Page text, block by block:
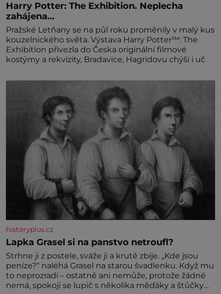
Harry Potter: The Exhibition. Neplecha
zahájena…
Pražské Letňany se na půl roku proměnily v malý kus
kouzelnického světa. Výstava Harry Potter™: The
Exhibition přivezla do Česka originální filmové
kostýmy a rekvizity, Bradavice, Hagridovu chýši i uč
historyplus.cz
Lapka Grasel si na panstvo netroufl?
Strhne ji z postele, sváže ji a krutě zbije. „Kde jsou
peníze?“ naléhá Grasel na starou švadlenku. Když mu
to neprozradí – ostatně ani nemůže, protože žádné
nemá, spokojí se lupič s několika měďáky a štůčky